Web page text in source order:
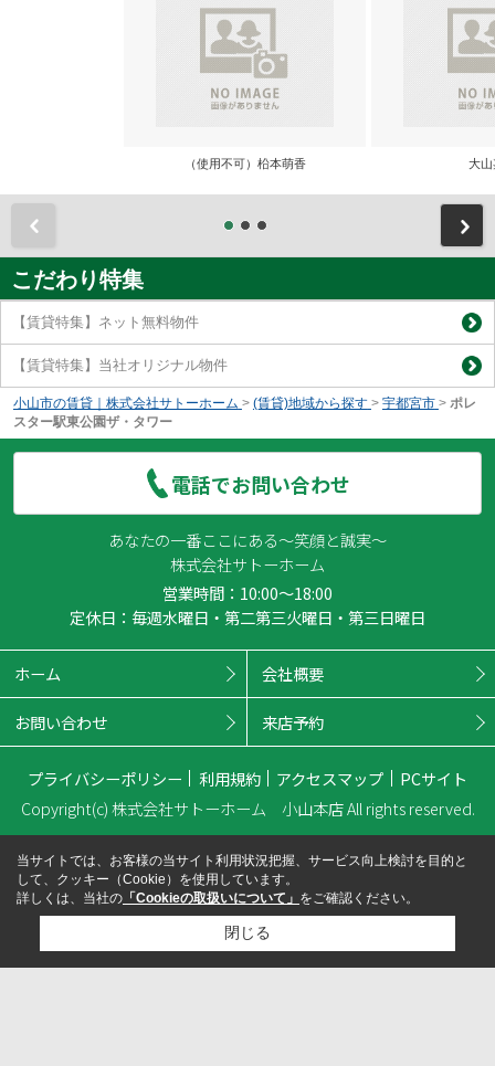
（使用不可）柗本萌香 大山
こだわり特集
【賃貸特集】ネット無料物件
【賃貸特集】当社オリジナル物件
小山市の賃貸｜株式会社サトーホーム > (賃貸)地域から探す > 宇都宮市 > ポレ
スター駅東公園ザ・タワー
電話でお問い合わせ
あなたの一番ここにある～笑顔と誠実～
株式会社サトーホーム
営業時間：10:00～18:00
定休日：毎週水曜日・第二第三火曜日・第三日曜日
ホーム 会社概要
お問い合わせ 来店予約
プライバシーポリシー 利用規約 アクセスマップ
PCサイト
Copyright(c) 株式会社サトーホーム 小山本店 All rights reserved.
当サイトでは、お客様の当サイト利用状況把握、サービス向上検討を目的と
して、クッキー（Cookie）を使用しています。
詳しくは、当社の 「Cookieの取扱いについて」 をご確認ください。
閉じる